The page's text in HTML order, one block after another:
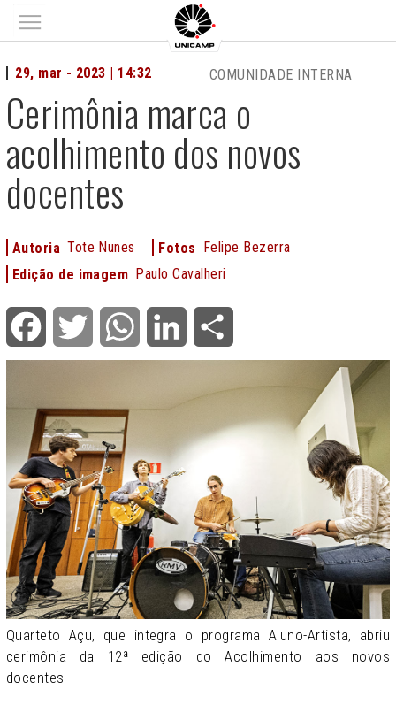
Main menu
Cerimônia marca o
acolhimento dos novos
docentes
29, mar - 2023 | 14:32 COMUNIDADE INTERNA
Autoria Tote Nunes Fotos Felipe Bezerra
Edição de imagem Paulo Cavalheri
Facebook Twitter WhatsApp LinkedIn
Quarteto Açu, que integra o programa Aluno-Artista, abriu
cerimônia da 12ª edição do Acolhimento aos novos
docentes